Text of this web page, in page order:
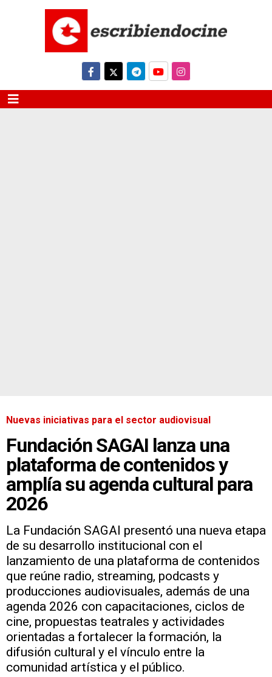
Nuevas iniciativas para el sector audiovisual
Fundación SAGAI lanza una
plataforma de contenidos y
amplía su agenda cultural para
2026
La Fundación SAGAI presentó una nueva etapa
de su desarrollo institucional con el
lanzamiento de una plataforma de contenidos
que reúne radio, streaming, podcasts y
producciones audiovisuales, además de una
agenda 2026 con capacitaciones, ciclos de
cine, propuestas teatrales y actividades
orientadas a fortalecer la formación, la
difusión cultural y el vínculo entre la
comunidad artística y el público.